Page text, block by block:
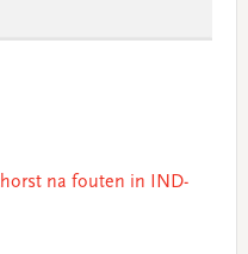
na fouten in IND-